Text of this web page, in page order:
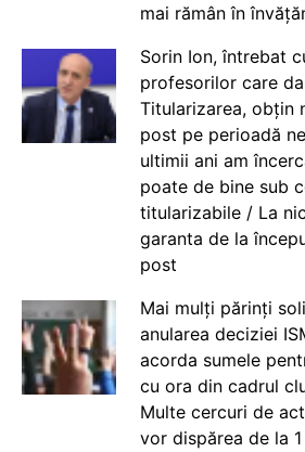
mai rămân în
Sorin Ion, întrebat
profesorilor care
Titularizarea, obțin
post pe perioadă
ultimii ani am
poate de bine sub
titularizabile / La
garanta de la
post
Mai mulți părinți
anularea deciziei
acorda sumele
cu ora din cadrul
Multe cercuri de
vor dispărea de la